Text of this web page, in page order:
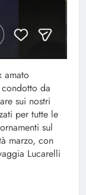
amato
da
sui nostri
per tutte le
sul
marzo, con
Lucarelli